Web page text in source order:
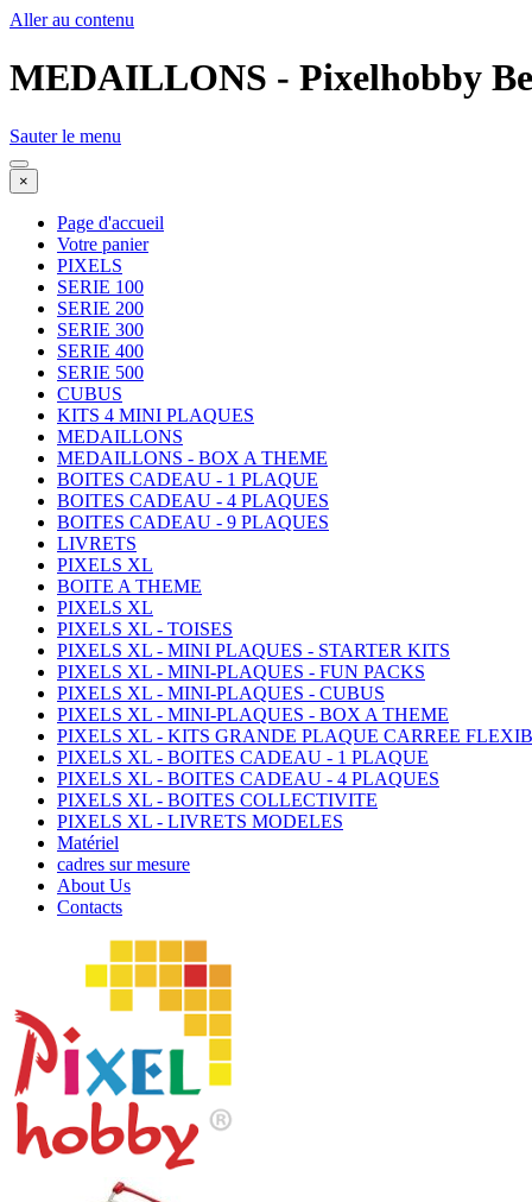
Aller au contenu
MEDAILLONS - Pixelhobby
Sauter le menu
×
Page d'accueil
Votre panier
PIXELS
SERIE 100
SERIE 200
SERIE 300
SERIE 400
SERIE 500
CUBUS
KITS 4 MINI PLAQUES
MEDAILLONS
MEDAILLONS - BOX A THEME
BOITES CADEAU - 1 PLAQUE
BOITES CADEAU - 4 PLAQUES
BOITES CADEAU - 9 PLAQUES
LIVRETS
PIXELS XL
BOITE A THEME
PIXELS XL
PIXELS XL - TOISES
PIXELS XL - MINI PLAQUES - STARTER KITS
PIXELS XL - MINI-PLAQUES - FUN PACKS
PIXELS XL - MINI-PLAQUES - CUBUS
PIXELS XL - MINI-PLAQUES - BOX A THEME
PIXELS XL - KITS GRANDE PLAQUE CARREE
PIXELS XL - BOITES CADEAU - 1 PLAQUE
PIXELS XL - BOITES CADEAU - 4 PLAQUES
PIXELS XL - BOITES COLLECTIVITE
PIXELS XL - LIVRETS MODELES
Matériel
cadres sur mesure
About Us
Contacts